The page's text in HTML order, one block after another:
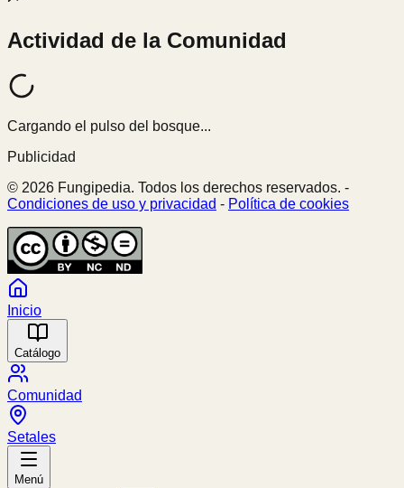
Actividad de la Comunidad
Cargando el pulso del bosque...
Publicidad
© 2026 Fungipedia. Todos los derechos reservados. -
Condiciones de uso y privacidad - Política de cookies
Inicio
Catálogo
Comunidad
Setales
Menú